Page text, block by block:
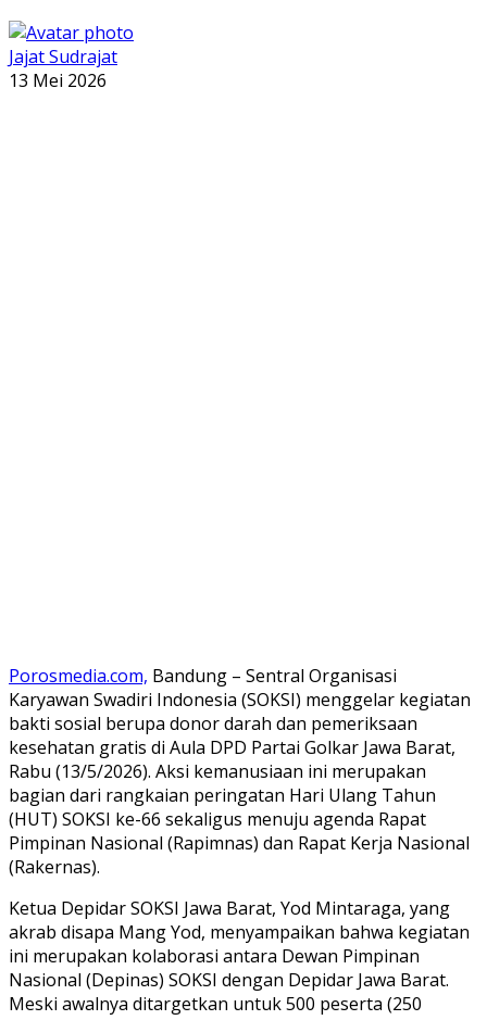
Jajat Sudrajat
13 Mei 2026
Porosmedia.com, Bandung – Sentral Organisasi
Karyawan Swadiri Indonesia (SOKSI) menggelar kegiatan
bakti sosial berupa donor darah dan pemeriksaan
kesehatan gratis di Aula DPD Partai Golkar Jawa Barat,
Rabu (13/5/2026). Aksi kemanusiaan ini merupakan
bagian dari rangkaian peringatan Hari Ulang Tahun
(HUT) SOKSI ke-66 sekaligus menuju agenda Rapat
Pimpinan Nasional (Rapimnas) dan Rapat Kerja Nasional
(Rakernas).
​Ketua Depidar SOKSI Jawa Barat, Yod Mintaraga, yang
akrab disapa Mang Yod, menyampaikan bahwa kegiatan
ini merupakan kolaborasi antara Dewan Pimpinan
Nasional (Depinas) SOKSI dengan Depidar Jawa Barat.
Meski awalnya ditargetkan untuk 500 peserta (250